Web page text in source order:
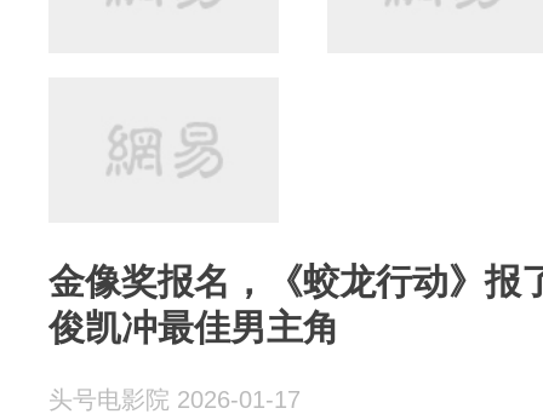
金像奖报名，《蛟龙行动》报
俊凯冲最佳男主角
头号电影院 2026-01-17